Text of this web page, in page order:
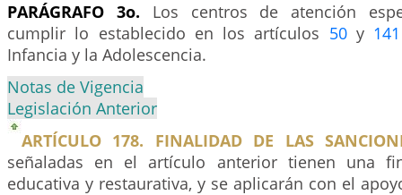
PARÁGRAFO 3o. Los centros de atención
cumplir lo establecido en los artículos 50y 141
Infancia y la Adolescencia.
Notas de Vigencia
Legislación Anterior
ARTÍCULO 178. FINALIDAD DE LAS
señaladas en el artículo anterior tienen una
educativa y restaurativa, y se aplicarán con el